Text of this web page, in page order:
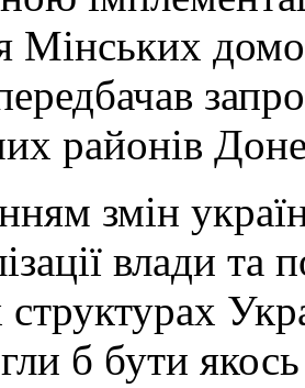
Мінських
районів
змін
влади
б бути